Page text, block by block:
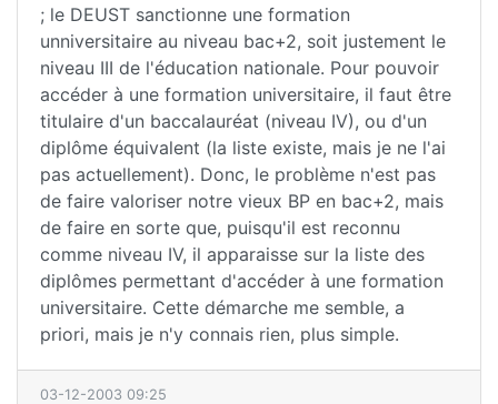
; le DEUST sanctionne une formation
unniversitaire au niveau bac+2, soit justement le
niveau III de l'éducation nationale. Pour pouvoir
accéder à une formation universitaire, il faut être
titulaire d'un baccalauréat (niveau IV), ou d'un
diplôme équivalent (la liste existe, mais je ne l'ai
pas actuellement). Donc, le problème n'est pas
de faire valoriser notre vieux BP en bac+2, mais
de faire en sorte que, puisqu'il est reconnu
comme niveau IV, il apparaisse sur la liste des
diplômes permettant d'accéder à une formation
universitaire. Cette démarche me semble, a
priori, mais je n'y connais rien, plus simple.
03-12-2003 09:25